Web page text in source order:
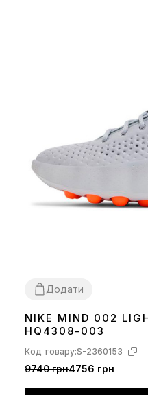
Додати
3637 38 39 40 41 424344
NIKE MIND 002
HQ4308-003
Код товару:S-2360153
9740 грн4756 грн